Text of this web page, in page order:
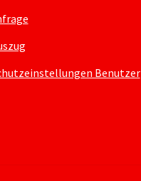
Benutzer